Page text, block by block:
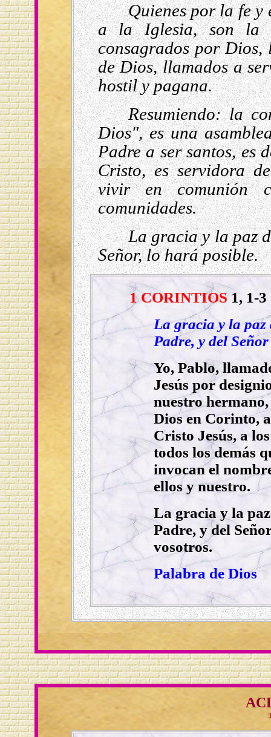
Quienes por la fe y
a la Iglesia, son la
consagrados por Dios,
de Dios, llamados a
hostil y pagana.
Resumiendo: la
Dios", es una
Padre a ser santos, es
Cristo, es servidora
vivir en comunión
comunidades.
La gracia y la paz
Señor, lo hará posible.
1 CORINTIOS 1, 1-3
La gracia y la paz
Padre, y del
Yo, Pablo,
Jesús por
nuestro
Dios en Corinto,
Cristo Jesús, a
todos los demás
invocan el
ellos y nuestro.
La gracia y la
Padre, y del
vosotros.
Palabra de Dios